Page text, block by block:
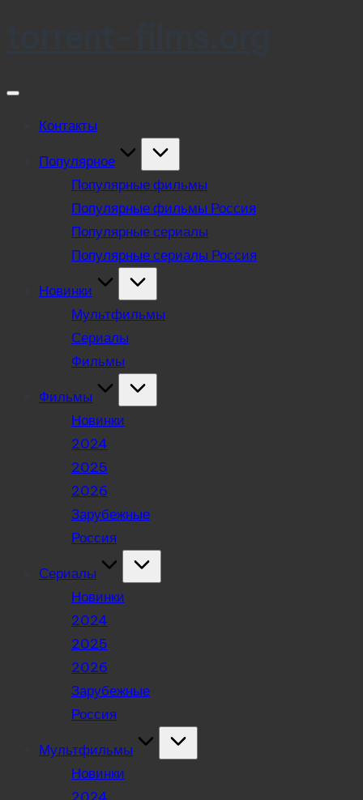
Контакты
Популярное
Популярные фильмы
Популярные фильмы Россия
Популярные сериалы
Популярные сериалы Россия
Новинки
Мультфильмы
Сериалы
Фильмы
Фильмы
Новинки
2024
2025
2026
Зарубежные
Россия
Сериалы
Новинки
2024
2025
2026
Зарубежные
Россия
Мультфильмы
Новинки